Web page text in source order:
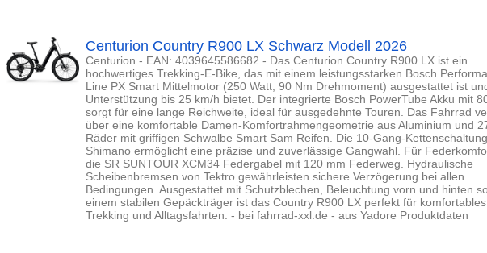
Centurion Country R900 LX Schwarz Modell 2026
Centurion - EAN: 4039645586682 - Das Centurion Country R900 LX ist ein
hochwertiges Trekking-E-Bike, das mit einem leistungsstarken Bosch
Line PX Smart Mittelmotor (250 Watt, 90 Nm Drehmoment) ausgestattet ist
Unterstützung bis 25 km/h bietet. Der integrierte Bosch PowerTube Akku mit
sorgt für eine lange Reichweite, ideal für ausgedehnte Touren. Das Fahrrad
über eine komfortable Damen-Komfortrahmengeometrie aus Aluminium und
Räder mit griffigen Schwalbe Smart Sam Reifen. Die 10-Gang-
Shimano ermöglicht eine präzise und zuverlässige Gangwahl. Für
die SR SUNTOUR XCM34 Federgabel mit 120 mm Federweg. Hydraulische
Scheibenbremsen von Tektro gewährleisten sichere Verzögerung bei allen
Bedingungen. Ausgestattet mit Schutzblechen, Beleuchtung vorn und hinten
einem stabilen Gepäckträger ist das Country R900 LX perfekt für komfortables
Trekking und Alltagsfahrten. - bei fahrrad-xxl.de - aus Yadore Produktdaten